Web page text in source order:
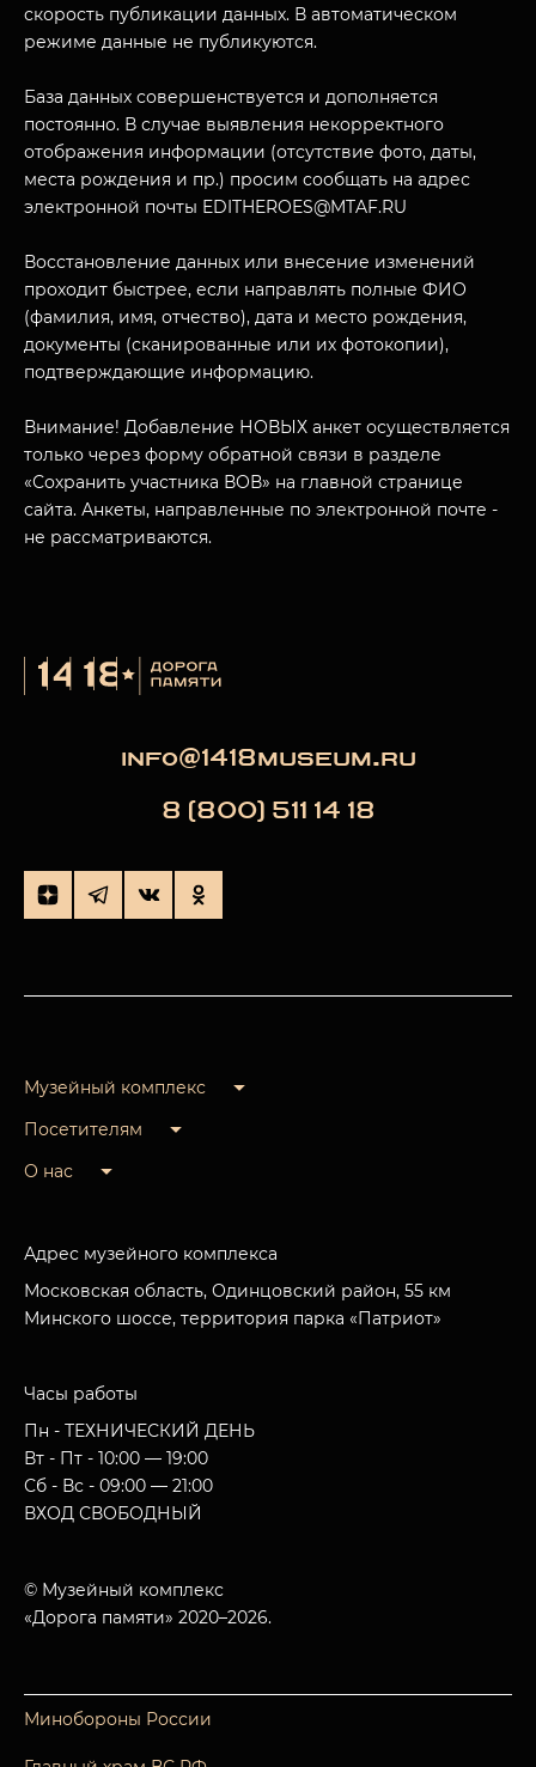
МУЗЕЙНЫЙ КОМПЛЕКС
ПОСЕТИТЕЛЯМ
скорость публикации данных. В автоматическом
режиме данные не публикуются.
База данных совершенствуется и дополняется
постоянно. В случае выявления некорректного
отображения информации (отсутствие фото, даты,
места рождения и пр.) просим сообщать на адрес
электронной почты EDITHEROES@MTAF.RU
Восстановление данных или внесение изменений
проходит быстрее, если направлять полные ФИО
(фамилия, имя, отчество), дата и место рождения,
документы (сканированные или их фотокопии),
подтверждающие информацию.
Внимание! Добавление НОВЫХ анкет осуществляется
только через форму обратной связи в разделе
«Сохранить участника ВОВ» на главной странице
сайта. Анкеты, направленные по электронной почте -
не рассматриваются.
info@1418museum.ru
8 (800) 511 14 18
Музейный комплекс
Посетителям
О нас
Адрес музейного комплекса
Московская область, Одинцовский район, 55 км
Минского шоссе, территория парка «Патриот»
Часы работы
Пн - ТЕХНИЧЕСКИЙ ДЕНЬ
Вт - Пт - 10:00 — 19:00
Сб - Вс - 09:00 — 21:00
ВХОД СВОБОДНЫЙ
© Музейный комплекс
«Дорога памяти» 2020–2026.
Минобороны России